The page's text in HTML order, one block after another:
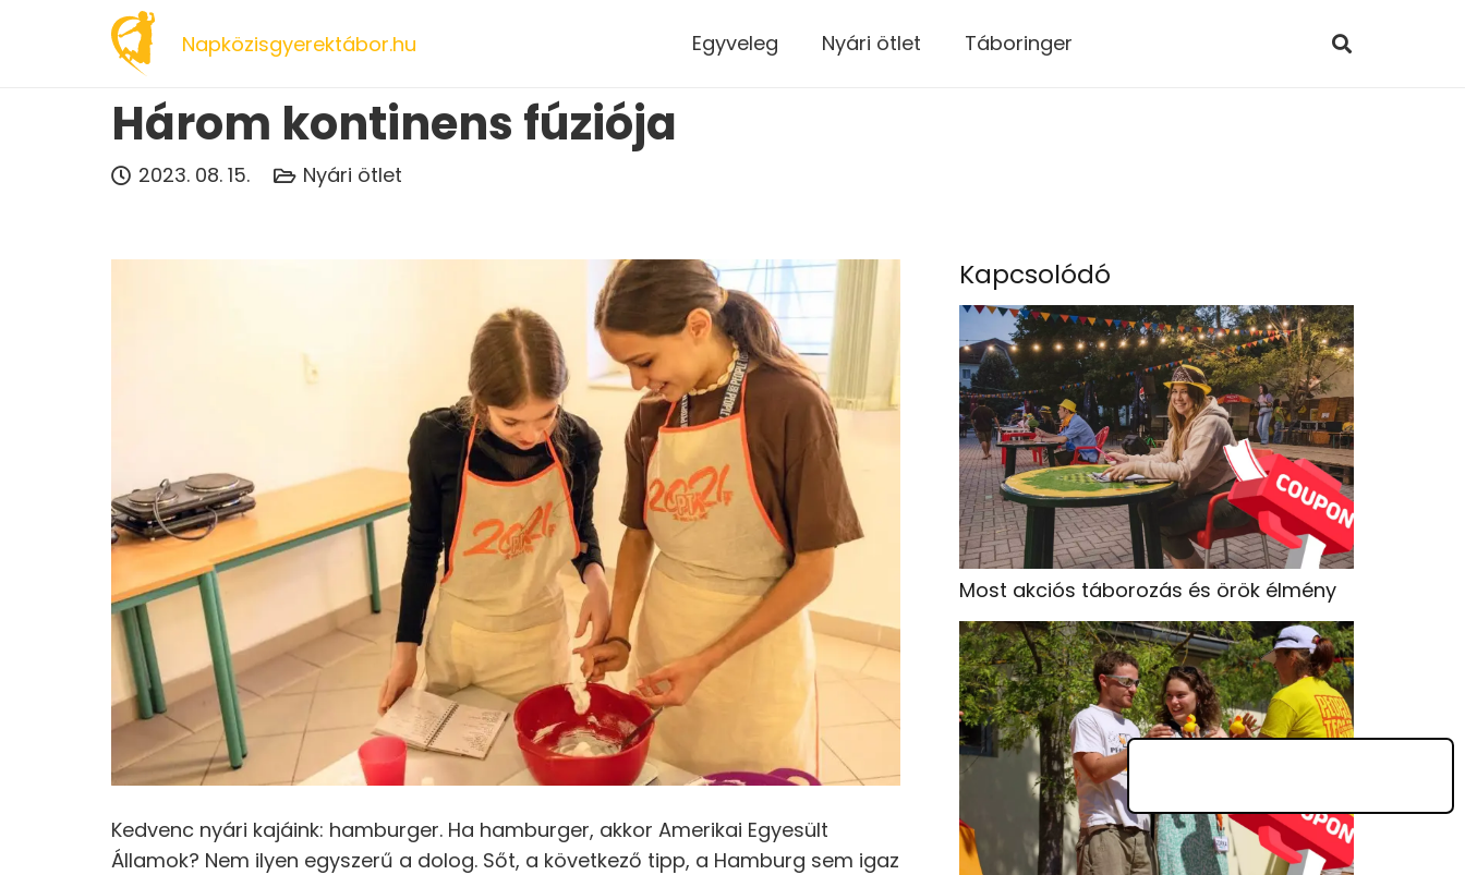
Napközisgyerektábor.hu Egyveleg Nyári ötlet Táboringer
Három kontinens fúziója
2023. 08. 15. Nyári ötlet
Kedvenc nyári kajáink: hamburger. Ha hamburger, akkor Amerikai Egyesült
Államok? Nem ilyen egyszerű a dolog. Sőt, a következő tipp, a Hamburg sem igaz
Kapcsolódó
Most akciós táborozás és örök élmény